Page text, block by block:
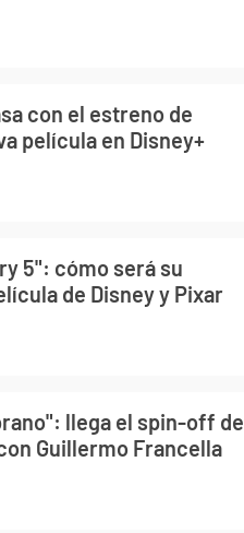
con el estreno de
película en Disney+
5": cómo será su
de Disney y Pixar
llega el spin-off de
Guillermo Francella